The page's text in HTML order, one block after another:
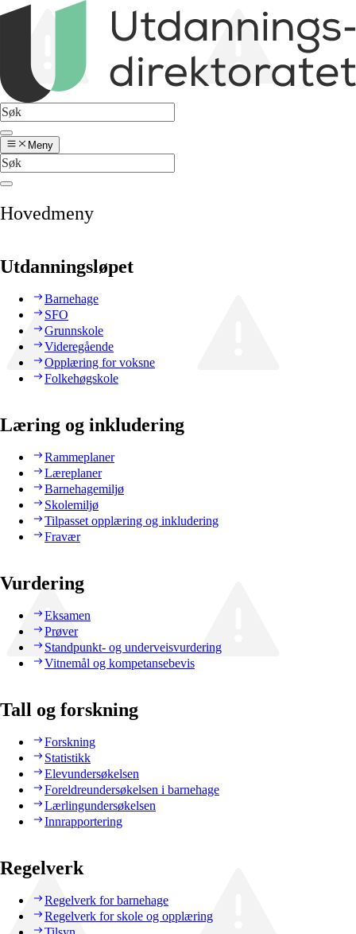
Meny
Hovedmeny
Utdanningsløpet
Barnehage
SFO
Grunnskole
Videregående
Opplæring for voksne
Folkehøgskole
Læring og inkludering
Rammeplaner
Læreplaner
Barnehagemiljø
Skolemiljø
Tilpasset opplæring og inkludering
Fravær
Vurdering
Eksamen
Prøver
Standpunkt- og underveisvurdering
Vitnemål og kompetansebevis
Tall og forskning
Forskning
Statistikk
Elevundersøkelsen
Foreldreundersøkelsen i barnehage
Lærlingundersøkelsen
Innrapportering
Regelverk
Regelverk for barnehage
Regelverk for skole og opplæring